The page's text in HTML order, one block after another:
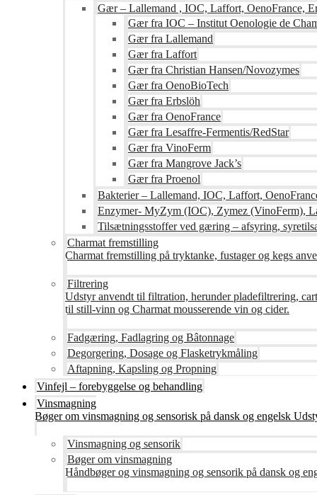
Gær – Lallemand , IOC, Laffort, OenoFrance,
Gær fra IOC – Institut Oenologie de
Gær fra Lallemand
Gær fra Laffort
Gær fra Christian Hansen/Novozymes
Gær fra OenoBioTech
Gær fra Erbslöh
Gær fra OenoFrance
Gær fra Lesaffre-Fermentis/RedStar
Gær fra VinoFerm
Gær fra Mangrove Jack’s
Gær fra Proenol
Bakterier – Lallemand, IOC, Laffort,
Enzymer- MyZym (IOC), Zymez (VinoFerm),
Tilsætningsstoffer ved gæring – afsyring,
Charmat fremstilling
Charmat fremstilling på tryktanke, fustager og kegs
Filtrering
Udstyr anvendt til filtration, herunder pladefiltrering,
til still-vinn og Charmat mousserende vin og cider.
Fadgæring, Fadlagring og Bâtonnage
Degorgering, Dosage og Flasketrykmåling
Aftapning, Kapsling og Propning
Vinfejl – forebyggelse og behandling
Vinsmagning
Bøger om vinsmagning og sensorisk på dansk og engelsk
Vinsmagning og sensorik
Bøger om vinsmagning
Håndbøger og vinsmagning og sensorik på dansk og